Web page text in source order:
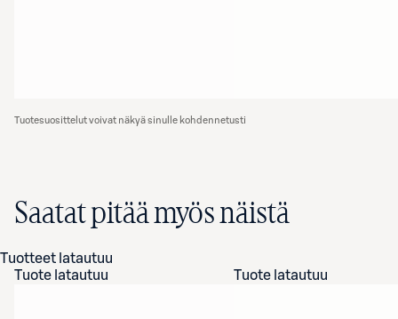
Tuotesuosittelut voivat näkyä sinulle kohdennetusti
Saatat pitää myös näistä
Tuotteet latautuu
Tuote latautuu
Tuote latautuu